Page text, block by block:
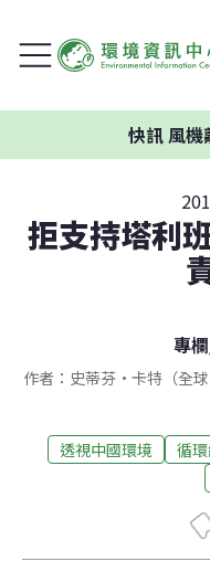
快訊風機離
拒支持塔利
專欄
作者：史蒂芬•卡特（全
透視中國環境 循